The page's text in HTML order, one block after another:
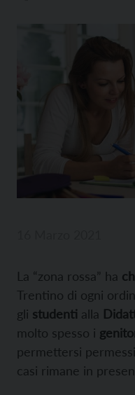
La “zona rossa” ha
Trentino di ogni
gli studenti alla
molto spesso i
permettersi
casi rimane in